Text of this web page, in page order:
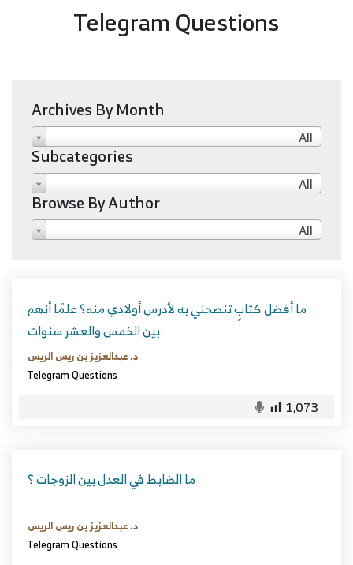
Telegram Questions
Archives By Month
All
Subcategories
All
Browse By Author
All
ما أفضل كتابٍ تنصحني به لأدرس أولادي منه؟ علمًا أنهم
بين الخمس والعشر سنوات
د. عبدالعزيز بن ريس الريس
Telegram Questions
1,073
ما الضابط في العدل بين الزوجات ؟
د. عبدالعزيز بن ريس الريس
Telegram Questions